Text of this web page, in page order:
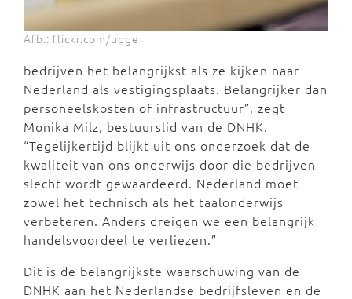
Afb.: flickr.com/udge
bedrijven het belangrijkst als ze kijken naar
Nederland als vestigingsplaats. Belangrijker dan
personeelskosten of infrastructuur”, zegt
Monika Milz, bestuurslid van de DNHK.
“Tegelijkertijd blijkt uit ons onderzoek dat de
kwaliteit van ons onderwijs door die bedrijven
slecht wordt gewaardeerd. Nederland moet
zowel het technisch als het taalonderwijs
verbeteren. Anders dreigen we een belangrijk
handelsvoordeel te verliezen.”
Dit is de belangrijkste waarschuwing van de
DNHK aan het Nederlandse bedrijfsleven en de